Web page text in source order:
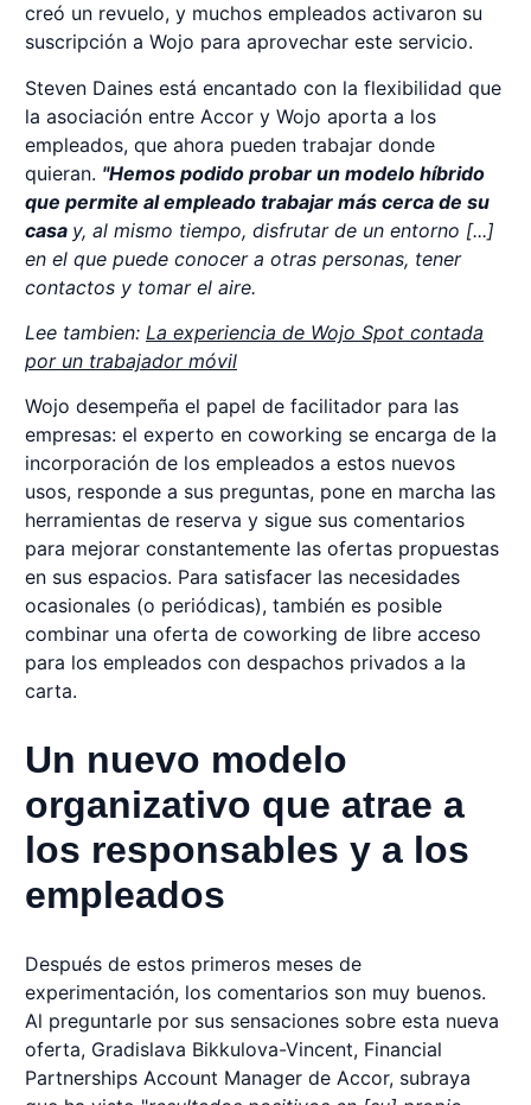
creó un revuelo, y muchos empleados activaron su
suscripción a Wojo para aprovechar este servicio.
Steven Daines está encantado con la flexibilidad que
la asociación entre Accor y Wojo aporta a los
empleados, que ahora pueden trabajar donde
quieran. "Hemos podido probar un modelo híbrido
que permite al empleado trabajar más cerca de su
casa y, al mismo tiempo, disfrutar de un entorno [...]
en el que puede conocer a otras personas, tener
contactos y tomar el aire.
Lee tambien: La experiencia de Wojo Spot contada
por un trabajador móvil
Wojo desempeña el papel de facilitador para las
empresas: el experto en coworking se encarga de la
incorporación de los empleados a estos nuevos
usos, responde a sus preguntas, pone en marcha las
herramientas de reserva y sigue sus comentarios
para mejorar constantemente las ofertas propuestas
en sus espacios. Para satisfacer las necesidades
ocasionales (o periódicas), también es posible
combinar una oferta de coworking de libre acceso
para los empleados con despachos privados a la
carta.
Un nuevo modelo
organizativo que atrae a
los responsables y a los
empleados
Después de estos primeros meses de
experimentación, los comentarios son muy buenos.
Al preguntarle por sus sensaciones sobre esta nueva
oferta, Gradislava Bikkulova-Vincent, Financial
Partnerships Account Manager de Accor, subraya